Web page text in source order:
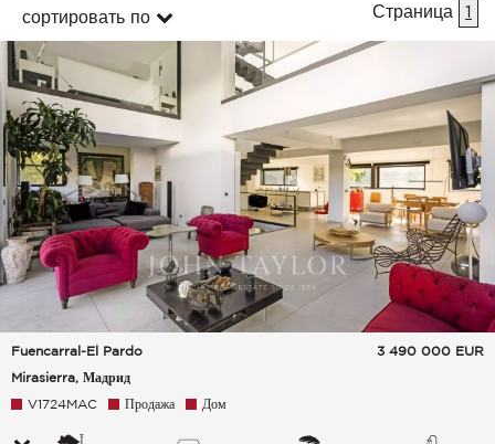
сортировать по Страница 1
Fuencarral-El Pardo
Mirasierra, Мадрид
3 490 000 EUR
V1724MAC Продажа Дом